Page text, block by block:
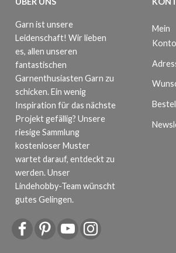
Garn ist unsere
Leidenschaft! Wir lieben
es, allen unseren
fantastischen
Garnenthusiasten Garn zu
schicken. Ein wenig
Inspiration für das nächste
Projekt gefällig? Unsere
riesige Sammlung
kostenloser Muster
wartet darauf, entdeckt zu
werden. Unser
Lindehobby-Team wünscht
gutes Gelingen.
Mein
Konto